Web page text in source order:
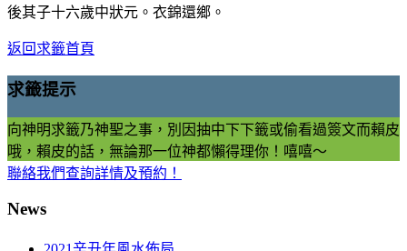
後其子十六歲中狀元。衣錦還鄉。
返回求籤首頁
求籤提示
向神明求籤乃神聖之事，別因抽中下下籤或偷看過簽文而賴皮
哦，賴皮的話，無論那一位神都懶得理你！嘻嘻～
聯絡我們查詢詳情及預約！
News